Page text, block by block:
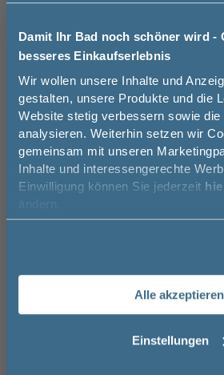
Damit Ihr Bad noch schöner wird -
besseres Einkaufserlebnis
Wir wollen unsere Inhalte und
gestalten, unsere Produkte und die
Website stetig verbessern sowie die
analysieren. Weiterhin setzen wir
gemeinsam mit unseren
Inhalte und interessengerechte
Einwilligung können Sie jederzeit
ändern.
Alle akzeptieren
Einstellungen
TOPSELLER -9%
Geruchsverschluss Ablauf aus
Jetzt 50 €
Melde Sie sich hier
Newsletter an und
50€* auf Ihre
Email